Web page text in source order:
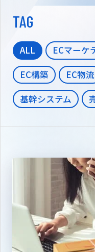
TAG
ALL ECマーケ
EC構築
EC物流
基幹システム